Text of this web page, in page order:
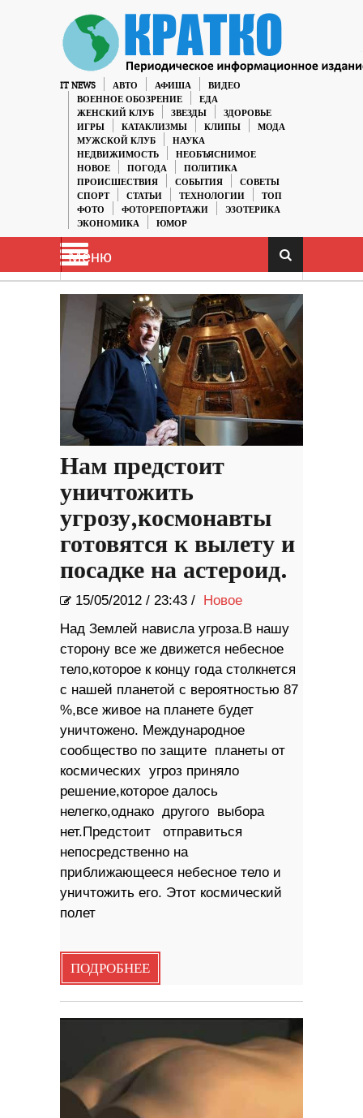
IT NEWS АВТО АФИША
ВИДЕО
ВОЕННОЕ ОБОЗРЕНИЕ
ЕДА
ЖЕНСКИЙ КЛУБ
ЗВЕЗДЫ
ЗДОРОВЬЕ
ИГРЫ
КАТАКЛИЗМЫ КЛИПЫ
МОДА
МУЖСКОЙ КЛУБ
НАУКА
НЕДВИЖИМОСТЬ
НЕОБЪЯСНИМОЕ
НОВОЕ
ПОГОДА
ПОЛИТИКА
ПРОИСШЕСТВИЯ
СОБЫТИЯ
СОВЕТЫ
СПОРТ
СТАТЬИ ТЕХНОЛОГИИ
ТОП
ФОТО
ФОТОРЕПОРТАЖИ
ЭЗОТЕРИКА
ЭКОНОМИКА
ЮМОР
Меню
Нам предстоит
уничтожить
угрозу,космонавты
готовятся к вылету и
посадке на астероид.
15/05/2012 / 23:43 /
Новое
Над Землей нависла угроза.В нашу
сторону все же движется небесное
тело,которое к концу года столкнется
с нашей планетой с вероятностью 87
%,все живое на планете будет
уничтожено. Международное
сообщество по защите планеты от
космических угроз приняло
решение,которое далось
нелегко,однако другого выбора
нет.Предстоит отправиться
непосредственно на
приближающееся небесное тело и
уничтожить его. Этот космический
полет
ПОДРОБНЕЕ